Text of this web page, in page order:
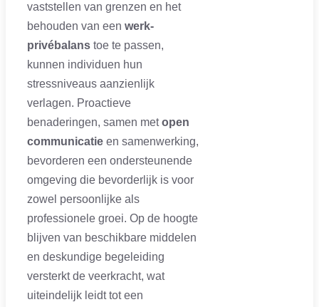
vaststellen van grenzen en het
behouden van een werk-
privébalans toe te passen,
kunnen individuen hun
stressniveaus aanzienlijk
verlagen. Proactieve
benaderingen, samen metopen
communicatie en samenwerking,
bevorderen een ondersteunende
omgeving die bevorderlijk is voor
zowel persoonlijke als
professionele groei. Op de hoogte
blijven van beschikbare middelen
en deskundige begeleiding
versterkt de veerkracht, wat
uiteindelijk leidt tot een